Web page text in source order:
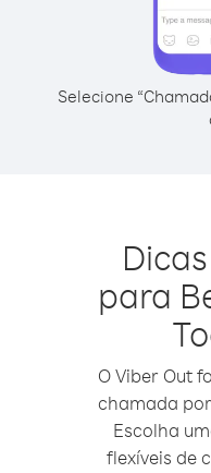
Selecione
para
O Viber Out
chamada
Escolha
flexíveis de